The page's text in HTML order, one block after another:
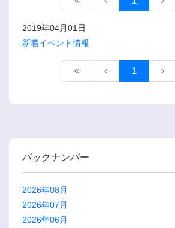
2019年04月01日
新着イベント情報
1
バックナンバー
2026年08月
2026年07月
2026年06月